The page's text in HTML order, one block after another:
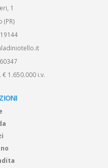
1
(PR)
€ 1.650.000 i.v.